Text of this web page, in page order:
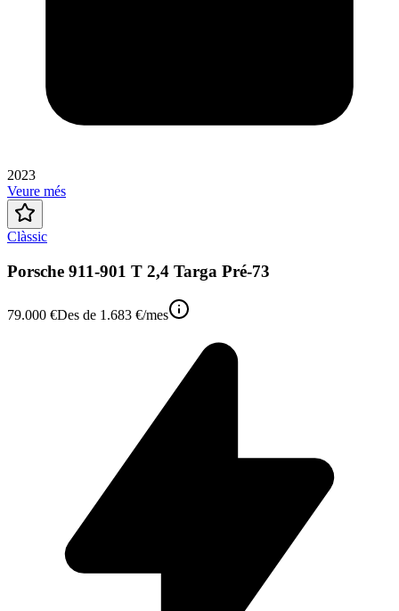
2023
Veure més
Clàssic
Porsche 911-901 T 2,4 Targa Pré-73
79.000 €Des de 1.683 €/mes